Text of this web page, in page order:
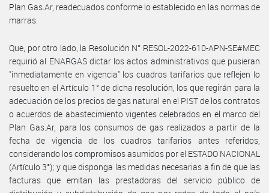
Plan Gas.Ar, readecuados conforme lo establecido en las normas de
marras.
Que, por otro lado, la Resolución N° RESOL-2022-610-APN-SE#MEC
requirió al ENARGAS dictar los actos administrativos que pusieran
"inmediatamente en vigencia" los cuadros tarifarios que reflejen lo
resuelto en el Artículo 1° de dicha resolución, los que regirán para la
adecuación de los precios de gas natural en el PIST de los contratos
o acuerdos de abastecimiento vigentes celebrados en el marco del
Plan Gas.Ar, para los consumos de gas realizados a partir de la
fecha de vigencia de los cuadros tarifarios antes referidos,
considerando los compromisos asumidos por el ESTADO NACIONAL
(Artículo 3°); y que disponga las medidas necesarias a fin de que las
facturas que emitan las prestadoras del servicio público de